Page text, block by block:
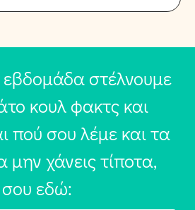
στέλνουμε
κουλ φακτς και
πού σου λέμε και τα
μην χάνεις τίποτα,
εδώ: